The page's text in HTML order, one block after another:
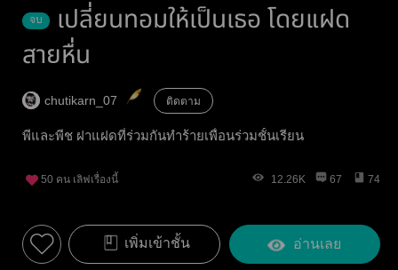
จบ
เปลี่ยนทอมให้เป็นเธอ โดยแฝด
สายหื่น
chutikarn_07 ติดตาม
พีและพีช ฝาแฝดที่ร่วมกันทำร้ายเพื่อนร่วมชั้นเรียน
50 คน เลิฟเรื่องนี้ 12.26K 67 74
เพิ่มเข้าชั้น อ่านเลย